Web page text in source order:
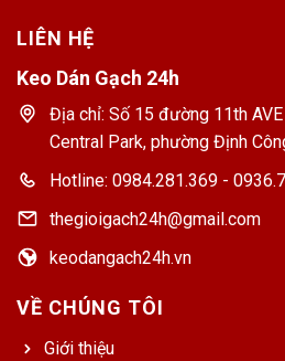
LIÊN HỆ
Keo Dán Gạch 24h
Địa chỉ: Số 15 đường 11th
Central Park, phường Định
Hotline: 0984.281.369 -
thegioigach24h@gmail.com
keodangach24h.vn
VỀ CHÚNG TÔI
Giới thiệu